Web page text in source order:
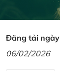
Đăng tải ngày
06/02/2026